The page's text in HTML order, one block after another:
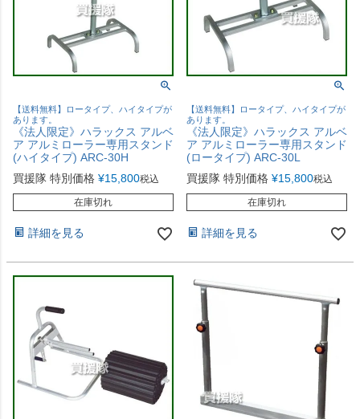
【送料無料】ロータイプ、ハイタイプが
あります。
《法人限定》ハラックス アルベ
ア アルミローラー専用スタンド
(ハイタイプ) ARC-30H
買援隊 特別価格 ¥15,800税込
在庫切れ
詳細を見る
【送料無料】ロータイプ、ハイタイプが
あります。
《法人限定》ハラックス アルベ
ア アルミローラー専用スタンド
(ロータイプ) ARC-30L
買援隊 特別価格 ¥15,800税込
在庫切れ
詳細を見る